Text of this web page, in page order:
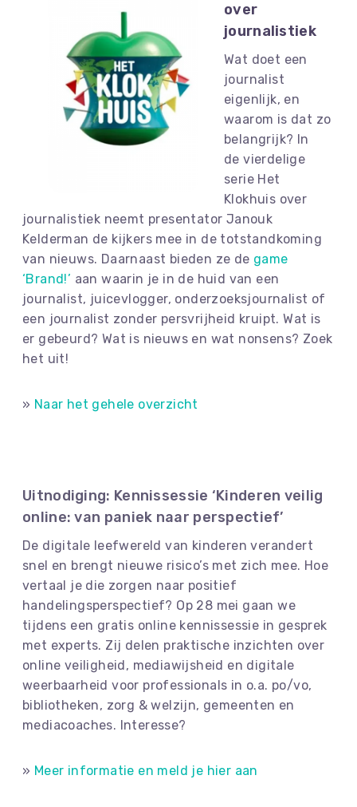
over
journalistiek
Wat doet een
journalist
eigenlijk, en
waarom is dat zo
belangrijk? In
de vierdelige
serie Het
Klokhuis over
journalistiek neemt presentator Janouk
Kelderman de kijkers mee in de totstandkoming
van nieuws. Daarnaast bieden ze de game
‘Brand!’ aan waarin je in de huid van een
journalist, juicevlogger, onderzoeksjournalist of
een journalist zonder persvrijheid kruipt. Wat is
er gebeurd? Wat is nieuws en wat nonsens? Zoek
het uit!
» Naar het gehele overzicht
Uitnodiging: Kennissessie ‘Kinderen veilig
online: van paniek naar perspectief’
De digitale leefwereld van kinderen verandert
snel en brengt nieuwe risico’s met zich mee. Hoe
vertaal je die zorgen naar positief
handelingsperspectief? Op 28 mei gaan we
tijdens een gratis online kennissessie in gesprek
met experts. Zij delen praktische inzichten over
online veiligheid, mediawijsheid en digitale
weerbaarheid voor professionals in o.a. po/vo,
bibliotheken, zorg & welzijn, gemeenten en
mediacoaches. Interesse?
» Meer informatie en meld je hier aan